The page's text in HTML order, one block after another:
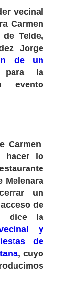
vecinal
Carmen
de Telde,
Jorge
de un
la
evento
Carmen
hacer lo
Melenara
un
de
dice la
y
de
, cuyo